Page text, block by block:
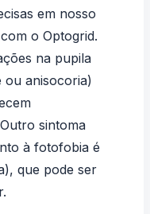
em nosso
o Optogrid.
na pupila
ou anisocoria)
sintoma
à fotofobia é
, que pode ser